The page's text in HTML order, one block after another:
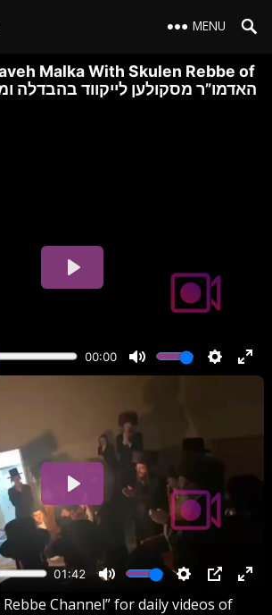
MENU
Malka With Skulen Rebbe of
Channel” for daily videos of